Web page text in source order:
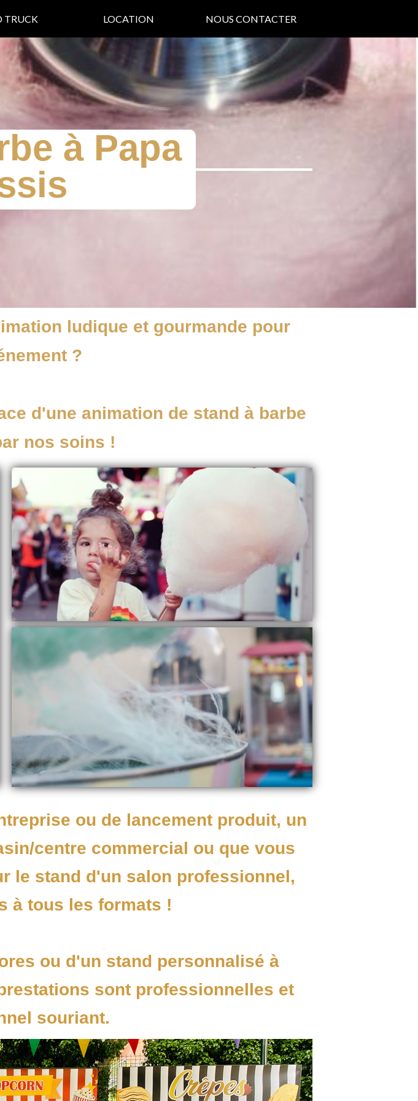
TRUCK LOCATION NOUS CONTACTER
à Papa
ludique et gourmande pour
?
d'une animation de stand à barbe
nos soins !
ou de lancement produit, un
centre commercial ou que vous
le stand d'un salon professionnel,
à tous les formats !
ou d'un stand personnalisé à
sont professionnelles et
souriant.